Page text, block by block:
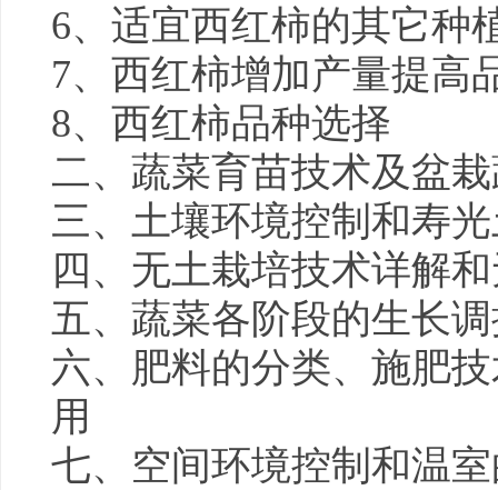
6、适宜西红柿的其它种
7、西红柿增加产量提高
8、西红柿品种选择
二、蔬菜育苗技术及盆
三、土壤环境控制和寿
四、无土栽培技术详解
五、蔬菜各阶段的生长
六、肥料的分类、施肥
用
七、空间环境控制和温